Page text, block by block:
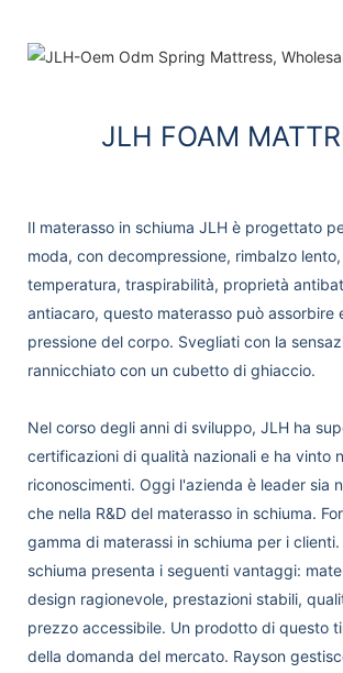
JLH FOAM
Il materasso in schiuma JLH è progettato
moda, con decompressione, rimbalzo
temperatura, traspirabilità, proprietà
antiacaro, questo materasso può assorbire
pressione del corpo. Svegliati con la
rannicchiato con un cubetto di ghiaccio.
Nel corso degli anni di sviluppo, JLH ha
certificazioni di qualità nazionali e ha vinto
riconoscimenti. Oggi l'azienda è leader sia
che nella R&D del materasso in schiuma.
gamma di materassi in schiuma per i
schiuma presenta i seguenti vantaggi:
design ragionevole, prestazioni stabili,
prezzo accessibile. Un prodotto di questo
della domanda del mercato. Rayson